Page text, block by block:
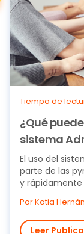
Tiempo de
¿Qué
sistema
El uso del
parte de las
y rápidamente
Por Katia
Leer